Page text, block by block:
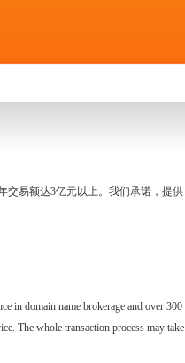
交易额达3亿元以上。我们承诺，提供
in domain name brokerage and over 300
The whole transaction process may take